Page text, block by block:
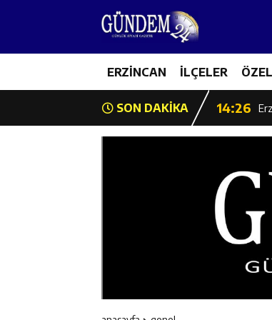
ERZİNCAN İLÇELER
SON DAKİKA
14:26
14:26
14:25 İl
14:24 İlk